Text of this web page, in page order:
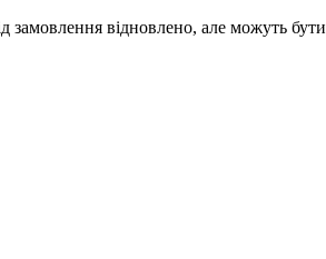
відновлено, але можуть бути